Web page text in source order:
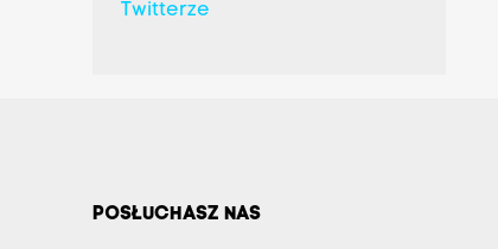
Twitterze
POSŁUCHASZ NAS